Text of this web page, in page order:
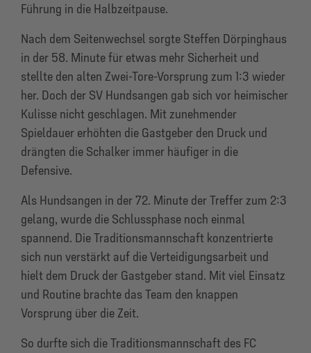
Führung in die Halbzeitpause.
Nach dem Seitenwechsel sorgte Steffen Dörpinghaus
in der 58. Minute für etwas mehr Sicherheit und
stellte den alten Zwei-Tore-Vorsprung zum 1:3 wieder
her. Doch der SV Hundsangen gab sich vor heimischer
Kulisse nicht geschlagen. Mit zunehmender
Spieldauer erhöhten die Gastgeber den Druck und
drängten die Schalker immer häufiger in die
Defensive.
Als Hundsangen in der 72. Minute der Treffer zum 2:3
gelang, wurde die Schlussphase noch einmal
spannend. Die Traditionsmannschaft konzentrierte
sich nun verstärkt auf die Verteidigungsarbeit und
hielt dem Druck der Gastgeber stand. Mit viel Einsatz
und Routine brachte das Team den knappen
Vorsprung über die Zeit.
So durfte sich die Traditionsmannschaft des FC